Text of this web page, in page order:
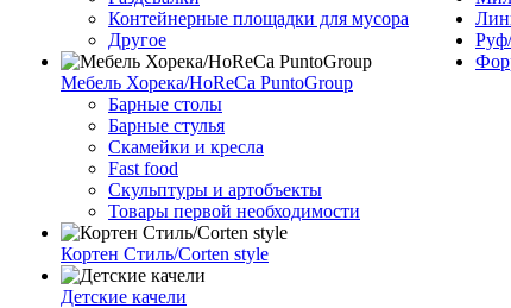
Контейнерные площадки для мусора
Другое
Мебель Хорека/HoReCa PuntoGroup
Барные столы
Барные стулья
Скамейки и кресла
Fast food
Скульптуры и артобъекты
Товары первой необходимости
Кортен Стиль/Corten style
Детские качели